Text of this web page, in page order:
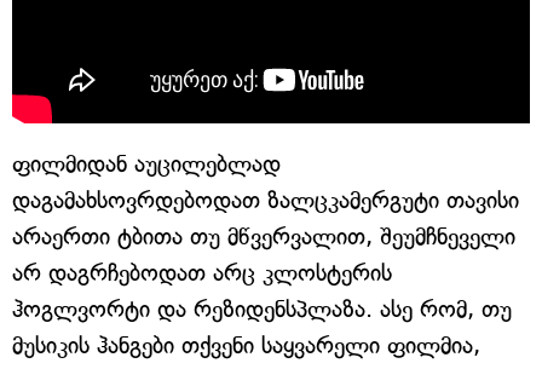
ფილმიდან აუცილებლად
დაგამახსოვრდებოდათ ზალცკამერგუტი თავისი
არაერთი ტბითა თუ მწვერვალით, შეუმჩნეველი
არ დაგრჩებოდათ არც კლოსტერის
ჰოგლვორტი და რეზიდენსპლაზა. ასე რომ, თუ
მუსიკის ჰანგები თქვენი საყვარელი ფილმია,